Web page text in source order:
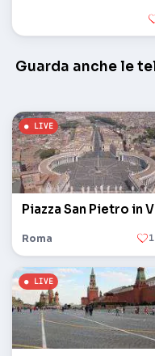
Guarda anche le
Roma